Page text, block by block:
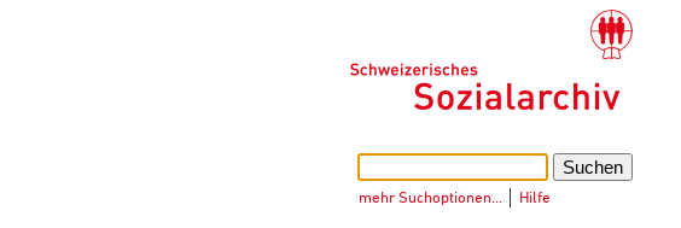
mehr Suchoptionen… Hilfe